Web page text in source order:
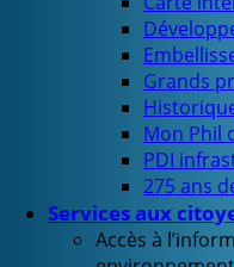
Grands
Mon Phil
PDI
275 ans
Services aux
Accès à